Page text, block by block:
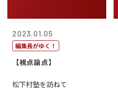
2023.01.05
編集長がゆく！
【視点論点】
松下村塾を訪ねて